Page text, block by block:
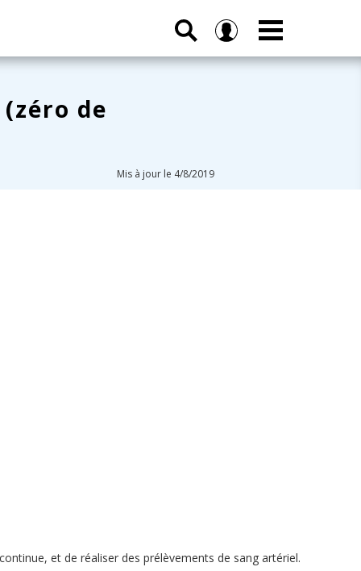
de
Mis à jour le 4/8/2019
et de réaliser des prélèvements de sang artériel.